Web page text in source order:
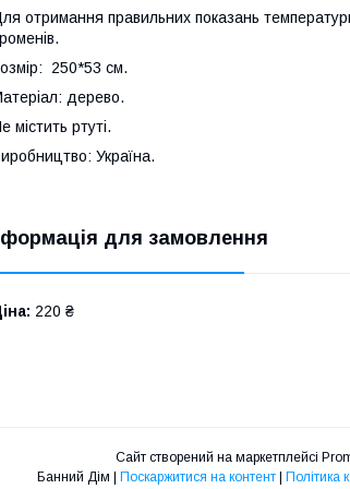
отримання правильних показань
250*53 см.
дерево.
містить ртуті.
Україна.
для замовлення
220 ₴
Сайт створений на маркетплейсі
Поскаржитися на контент Політика